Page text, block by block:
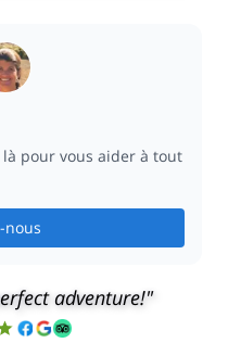
pour vous aider à tout
nous
adventure!"